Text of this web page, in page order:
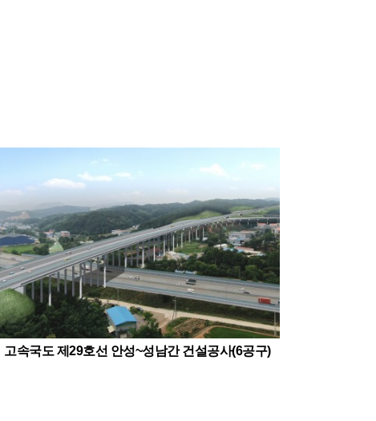
고속국도 제29호선 안성~성남간 건설공사(6공구)